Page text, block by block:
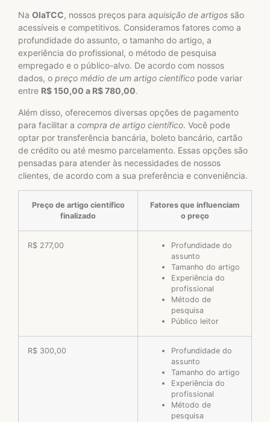
Na OlaTCC, nossos preços para aquisição de artigos são
acessíveis e competitivos. Consideramos fatores como a
profundidade do assunto, o tamanho do artigo, a
experiência do profissional, o método de pesquisa
empregado e o público-alvo. De acordo com nossos
dados, o preço médio de um artigo científico pode variar
entre R$ 150,00 a R$ 780,00.
Além disso, oferecemos diversas opções de pagamento
para facilitar a compra de artigo científico. Você pode
optar por transferência bancária, boleto bancário, cartão
de crédito ou até mesmo parcelamento. Essas opções são
pensadas para atender às necessidades de nossos
clientes, de acordo com a sua preferência e conveniência.
Preço de artigo científico
finalizado
Fatores que influenciam
o preço
R$ 277,00
Profundidade do
assunto
Tamanho do artigo
Experiência do
profissional
Método de
pesquisa
Público leitor
R$ 300,00
Profundidade do
assunto
Tamanho do artigo
Experiência do
profissional
Método de
pesquisa